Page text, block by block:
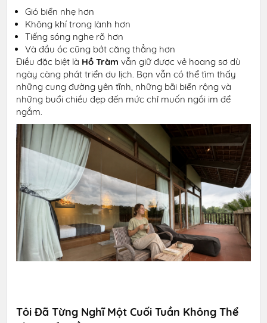
Gió biển nhẹ hơn
Không khí trong lành hơn
Tiếng sóng nghe rõ hơn
Và đầu óc cũng bớt căng thẳng hơn
Điều đặc biệt là Hồ Tràm vẫn giữ được vẻ hoang sơ dù
ngày càng phát triển du lịch. Bạn vẫn có thể tìm thấy
những cung đường yên tĩnh, những bãi biển rộng và
những buổi chiều đẹp đến mức chỉ muốn ngồi im để
ngắm.
Tôi Đã Từng Nghĩ Một Cuối Tuần Không Thể